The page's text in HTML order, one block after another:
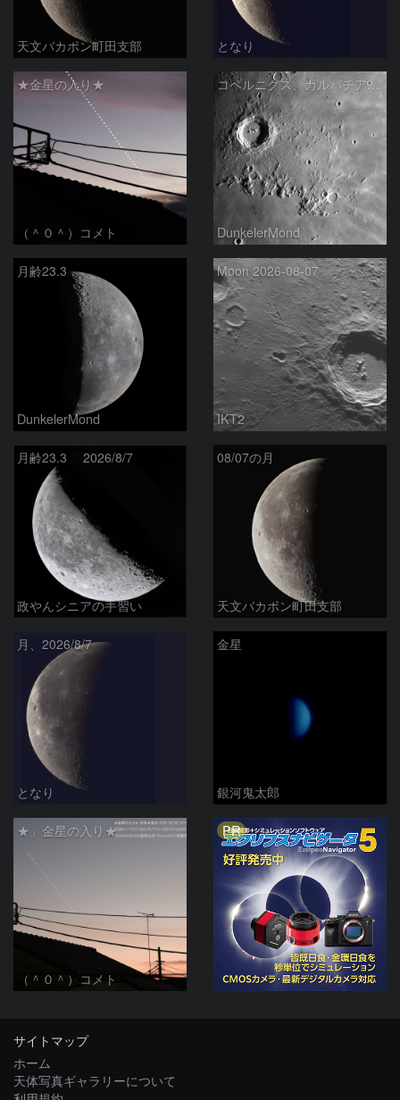
天文バカボン町田支部 となり
★金星の入り★
（＾０＾）コメト
コペルニクス、カルパチア山脈付近
DunkelerMond
月齢23.3
DunkelerMond
Moon 2026-08-07
IKT2
月齢23.3 2026/8/7
政やんシニアの手習い
08/07の月
天文バカボン町田支部
月、2026/8/7
となり
金星
銀河鬼太郎
★」金星の入り★
（＾０＾）コメト
PR
サイトマップ
ホーム
天体写真ギャラリーについて